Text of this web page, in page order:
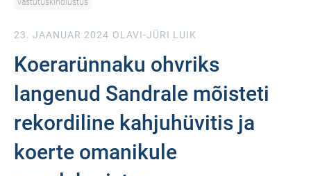
vastutuskindlustus
23. JAANUAR 2024 OLAVI-JÜRI LUIK
Koerarünnaku ohvriks
langenud Sandrale mõisteti
rekordiline kahjuhüvitis ja
koerte omanikule